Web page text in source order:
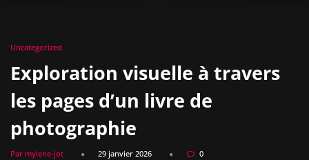
Uncategorized
Exploration visuelle à travers
les pages d’un livre de
photographie
Par mylene-jot 29 janvier 2026 0